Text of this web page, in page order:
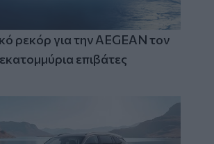
ρεκόρ για την AEGEAN τον
επιβάτες